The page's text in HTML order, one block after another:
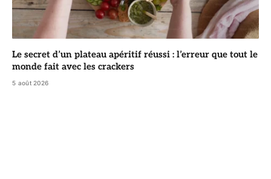
Le secret d’un plateau apéritif réussi : l’erreur que tout le
monde fait avec les crackers
5 août 2026